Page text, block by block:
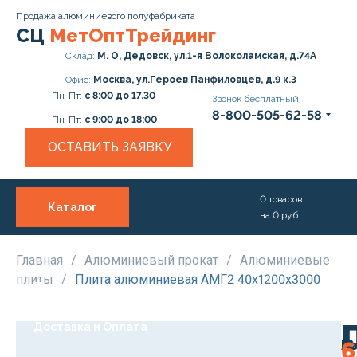
Продажа алюминиевого полуфабриката
СЦ МетОптТрейдинг
Склад: М. О, Дедовск, ул.1-я Волоколамская, д.74А
Офис: Москва, ул.Героев Панфиловцев, д.9 к.3
Пн-Пт: с 8:00 до 17.30
Пн-Пт: с 9:00 до 18:00
Звонок бесплатный
8-800-505-62-58
ОСТАВИТЬ ЗАЯВКУ
Каталог
Прайс
Доставка и Оплата
0 товаров
на 0 руб.
Главная / Алюминиевый прокат / Алюминиевые
плиты
/ Плита алюминиевая АМГ2 40х1200х3000